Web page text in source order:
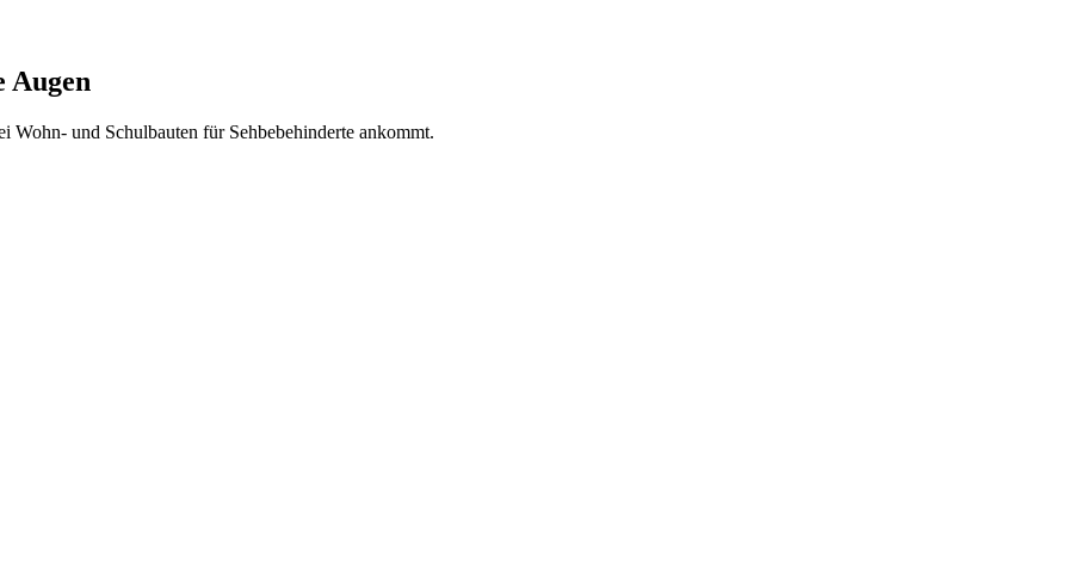
Augen
und Schulbauten für Sehbebehinderte ankommt.